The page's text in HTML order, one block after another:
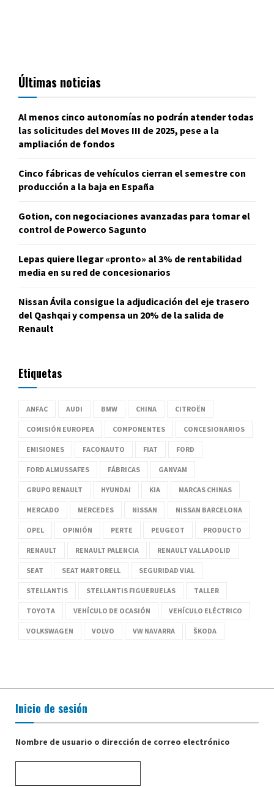
Últimas noticias
Al menos cinco autonomías no podrán atender todas
las solicitudes del Moves III de 2025, pese a la
ampliación de fondos
Cinco fábricas de vehículos cierran el semestre con
producción a la baja en España
Gotion, con negociaciones avanzadas para tomar el
control de Powerco Sagunto
Lepas quiere llegar «pronto» al 3% de rentabilidad
media en su red de concesionarios
Nissan Ávila consigue la adjudicación del eje trasero
del Qashqai y compensa un 20% de la salida de
Renault
Etiquetas
ANFAC AUDI BMW CHINA CITROËN
COMISIÓN EUROPEA COMPONENTES CONCESIONARIOS
EMISIONES FACONAUTO FIAT FORD
FORD ALMUSSAFES FÁBRICAS GANVAM
GRUPO RENAULT HYUNDAI KIA MARCAS CHINAS
MERCADO MERCEDES NISSAN NISSAN BARCELONA
OPEL OPINIÓN PERTE PEUGEOT PRODUCTO
RENAULT RENAULT PALENCIA RENAULT VALLADOLID
SEAT SEAT MARTORELL SEGURIDAD VIAL
STELLANTIS STELLANTIS FIGUERUELAS TALLER
TOYOTA VEHÍCULO DE OCASIÓN VEHÍCULO ELÉCTRICO
VOLKSWAGEN VOLVO VW NAVARRA ŠKODA
Inicio de sesión
Nombre de usuario o dirección de correo electrónico